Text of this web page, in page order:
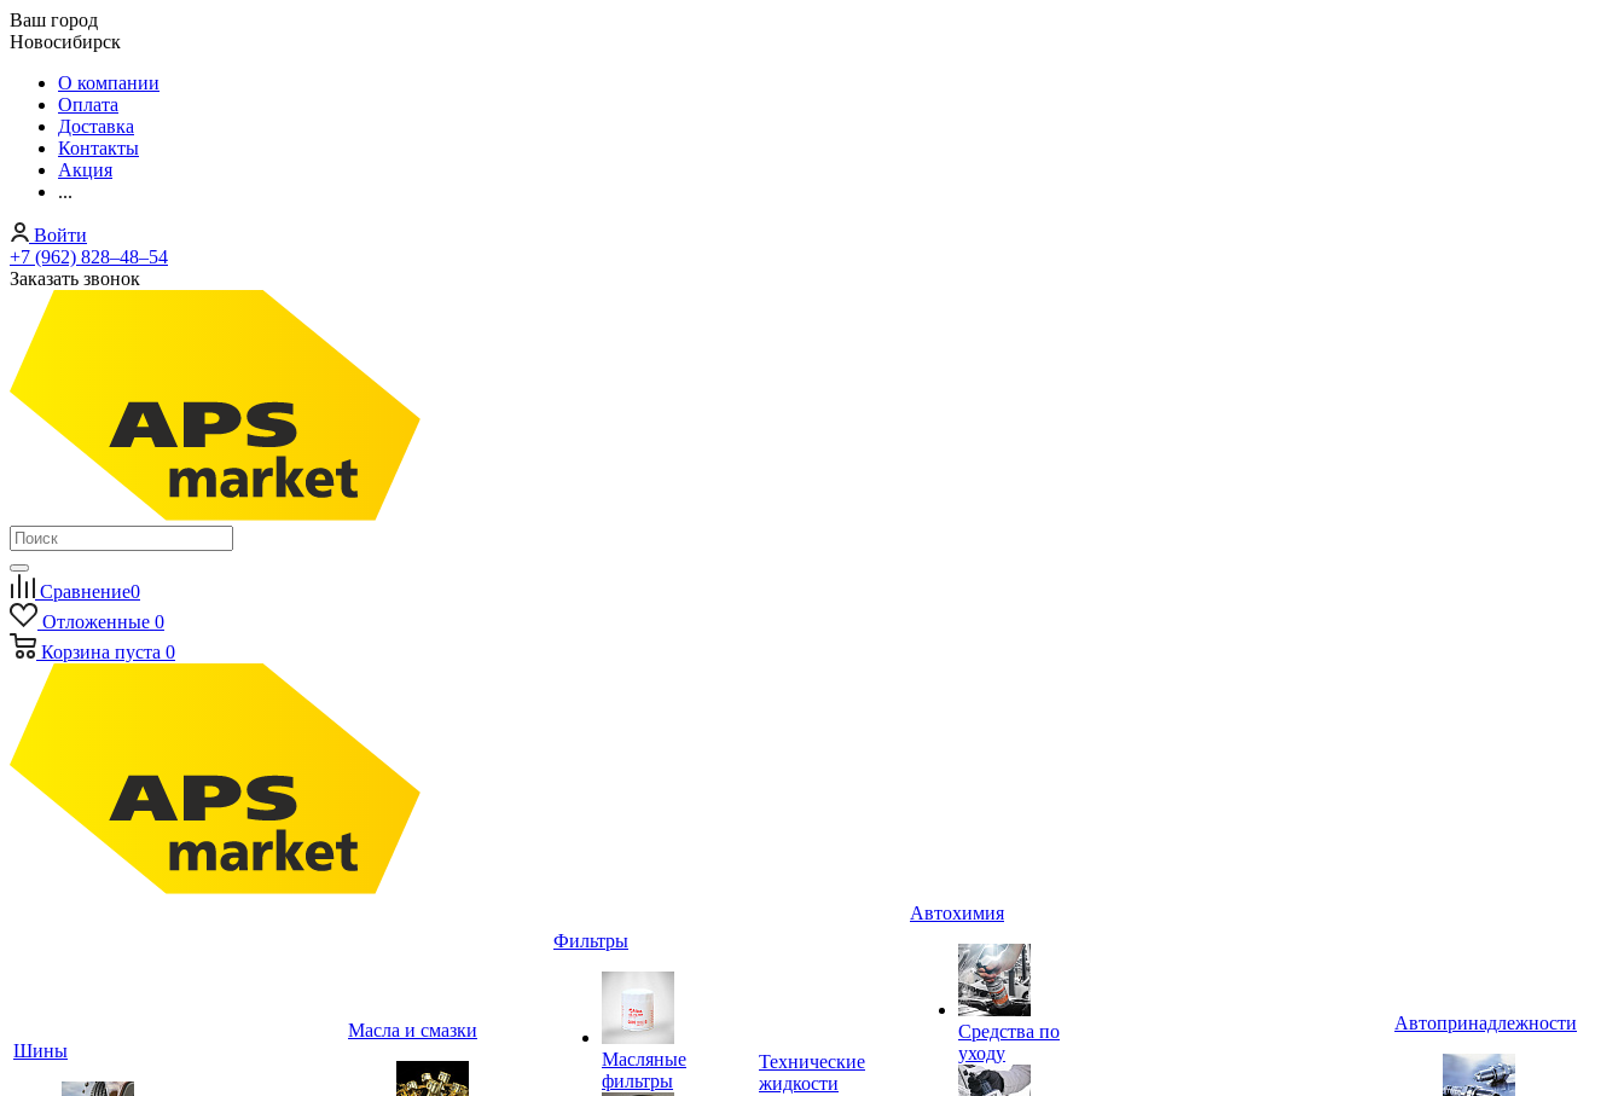
Ваш город
Новосибирск
О компании
Оплата
Доставка
Контакты
Акция
...
Войти
+7 (962) 828‒48‒54
Заказать звонок
Сравнение0
Отложенные 0
Корзина пуста 0
Шины
Масла и смазки
Фильтры
Масляные
фильтры
Технические
жидкости
Автохимия
Средства по
уходу
Автопринадлежности